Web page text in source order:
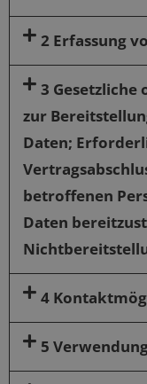
2 Erfassung
3
zur
Daten;
betroffenen
Daten
4
5